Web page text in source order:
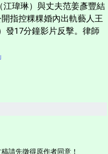
瑋琳）與丈夫范姜彥豐結
指控粿粿婚內出軌藝人王
發17分鐘影片反擊。律師
請先徵得原作者同意！